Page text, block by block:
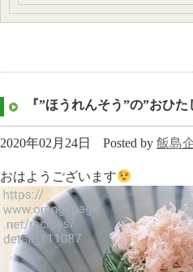
『”ほうれんそう”の”おひた
2020年02月24日 Posted by 飯島
おはようございます